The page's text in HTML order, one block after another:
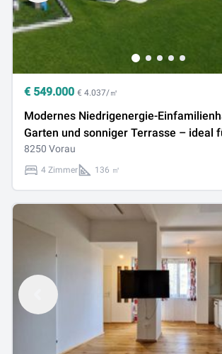
€ 549.000 € 4.037/㎡
Modernes Niedrigenergie-
Garten und sonniger Terrasse – ideal
8250 Vorau
4 Zimmer 136 ㎡